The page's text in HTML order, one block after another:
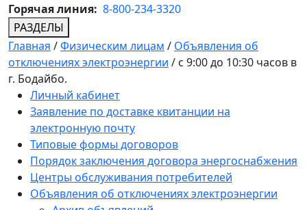
Горячая линия: 8-800-234-3320
РАЗДЕЛЫ
Главная /Физическим лицам / Объявления об
отключениях электроэнергии / с 9:00 до 10:30 часов в
г. Бодайбо.
Личный кабинет
Заявление по доставке квитанции на
электронную почту
Типовые формы договоров
Порядок заключения договора энергоснабжения
Центры обслуживания потребителей
Объявления об отключениях электроэнергии